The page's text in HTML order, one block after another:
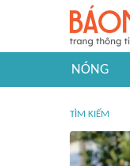
NÓNG
TÌM KIẾM